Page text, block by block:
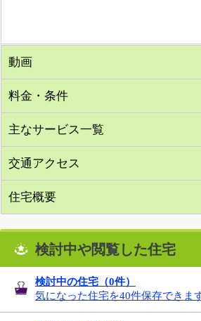
動画
料金・条件
主なサービス一覧
交通アクセス
住宅概要
検討中や閲覧した住宅
検討中の住宅（0件）
気になった住宅を40件保存できま